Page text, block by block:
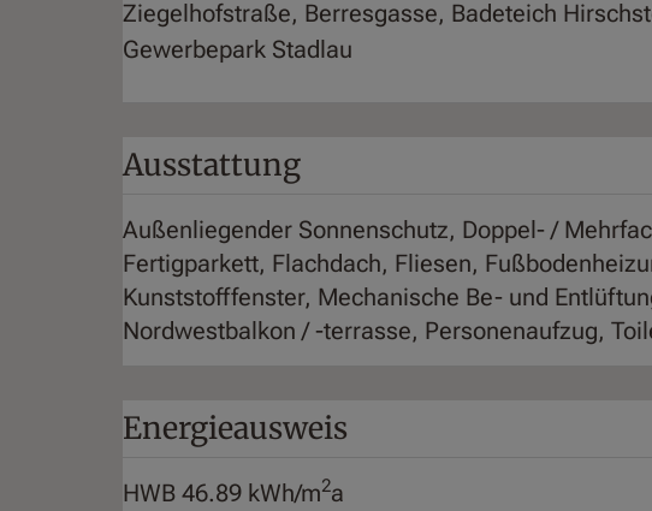
Ziegelhofstraße, Berresgasse, Badeteich
Gewerbepark Stadlau
Ausstattung
Außenliegender Sonnenschutz Doppel- /
Fertigparkett Flachdach Fliesen
Kunststofffenster Mechanische Be- und
Nordwestbalkon / -terrasse Personenaufzug
Energieausweis
HWB 46.89 kWh/m2a